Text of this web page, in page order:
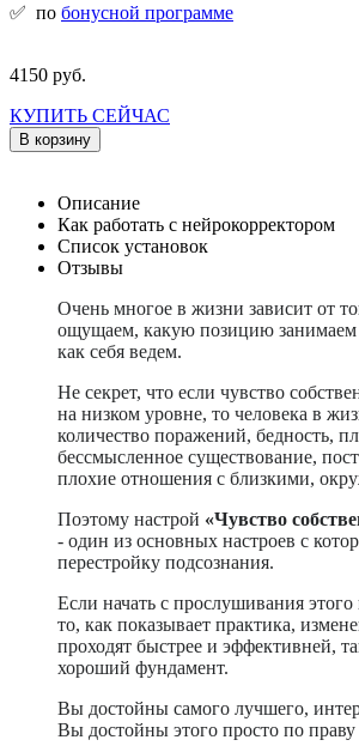
✅ по бонусной программе
4150 руб.
КУПИТЬ СЕЙЧАС
В корзину
Описание
Как работать с нейрокорректором
Список установок
Отзывы
Очень многое в жизни зависит от
ощущаем, какую позицию занимаем
как себя ведем.
Не секрет, что если чувство
на низком уровне, то человека в
количество поражений, бедность,
бессмысленное существование,
плохие отношения с близкими,
Поэтому настрой «Чувство
- один из основных настроев с
перестройку подсознания.
Если начать с прослушивания этого
то, как показывает практика,
проходят быстрее и эффективней,
хороший фундамент.
Вы достойны самого лучшего,
Вы достойны этого просто по